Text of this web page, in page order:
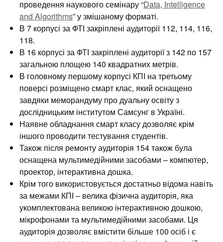
проведення наукового семінару “Data, Intelligence
and Algorithms” у змішаному форматі.
В 7 корпусі за ФТІ закріплені аудиторії 112, 114, 116,
118.
В 16 корпусі за ФТІ закріплені аудиторії з 142 по 157
загальною площею 140 квадратних метрів.
В головному першому корпусі КПІ на третьому
поверсі розміщено смарт клас, який оснащено
завдяки меморандуму про дуальну освіту з
дослідницьким інститутом Самсунг в Україні.
Наявне обладнання смарт класу дозволяє крім
іншого проводити тестування студентів.
Також після ремонту аудиторія 154 також була
оснащена мультимедійними засобами – компютер,
проектор, інтерактивна дошка.
Крім того використовується достатньо відома навіть
за межами КПІ – велика фізична аудиторія, яка
укомплектована великою інтерактивною дошкою,
мікрофонами та мультимедійними засобами. Ця
аудиторія дозволяє вмістити більше 100 осіб і є